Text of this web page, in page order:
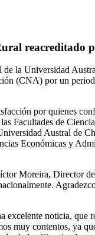
reacreditado
la Universidad
(CNA) por un
por quienes
Facultades de
Austral de
Económicas y
Moreira, Director
noticia, que
muy contentos, ya